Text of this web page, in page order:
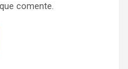
comente.